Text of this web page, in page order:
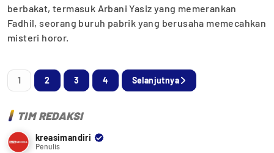
berbakat, termasuk Arbani Yasiz yang memerankan
Fadhil, seorang buruh pabrik yang berusaha memecahkan
misteri horor.
1 2 3 4 Selanjutnya
TIM REDAKSI
kreasimandiri
Penulis